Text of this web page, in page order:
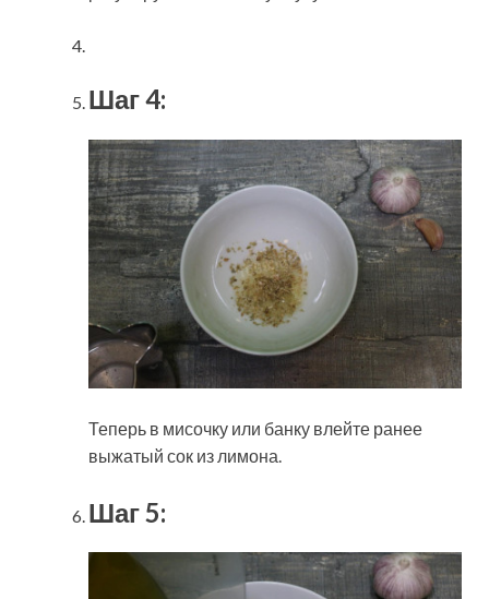
Шаг 4:
Теперь в мисочку или банку влейте ранее
выжатый сок из лимона.
Шаг 5: